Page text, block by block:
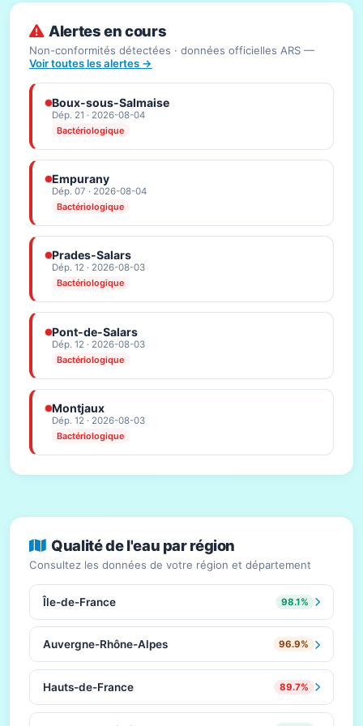
Alertes en cours
Non-conformités détectées · données officielles ARS —
Voir toutes les alertes →
Boux-sous-Salmaise
Dép. 21 · 2026-08-04
Bactériologique
Empurany
Dép. 07 · 2026-08-04
Bactériologique
Prades-Salars
Dép. 12 · 2026-08-03
Bactériologique
Pont-de-Salars
Dép. 12 · 2026-08-03
Bactériologique
Montjaux
Dép. 12 · 2026-08-03
Bactériologique
Qualité de l'eau par région
Consultez les données de votre région et département
Île-de-France 98.1%
Auvergne-Rhône-Alpes 96.9%
Hauts-de-France 89.7%